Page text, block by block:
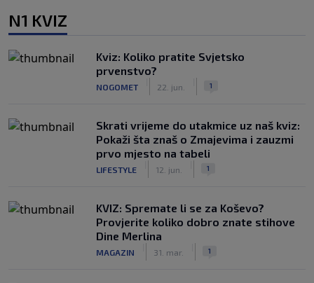
N1 KVIZ
Kviz: Koliko pratite Svjetsko
prvenstvo?
NOGOMET 22. jun. 1
Skrati vrijeme do utakmice uz naš kviz:
Pokaži šta znaš o Zmajevima i zauzmi
prvo mjesto na tabeli
LIFESTYLE 12. jun. 1
KVIZ: Spremate li se za Koševo?
Provjerite koliko dobro znate stihove
Dine Merlina
MAGAZIN 31. mar. 1